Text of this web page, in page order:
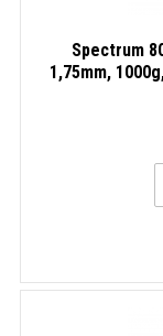
Spectrum
1,75mm,